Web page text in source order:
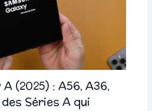
A (2025) : A56, A36,
Séries A qui